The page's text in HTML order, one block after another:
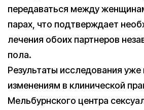
передаваться между
парах, что подтверждает
лечения обоих партнеров
пола.
Результаты исследования уже
изменениям в клинической
Мельбурнского центра